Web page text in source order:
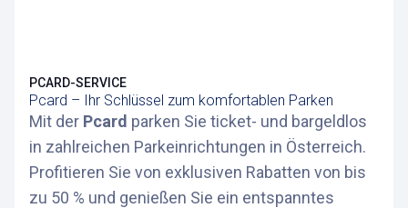
Pcard – Ihr Schlüssel zum komfortablen Parken
PCARD-SERVICE
Mit der Pcard parken Sie ticket- und bargeldlos
in zahlreichen Parkeinrichtungen in Österreich.
Profitieren Sie von exklusiven Rabatten von bis
zu 50 % und genießen Sie ein entspanntes